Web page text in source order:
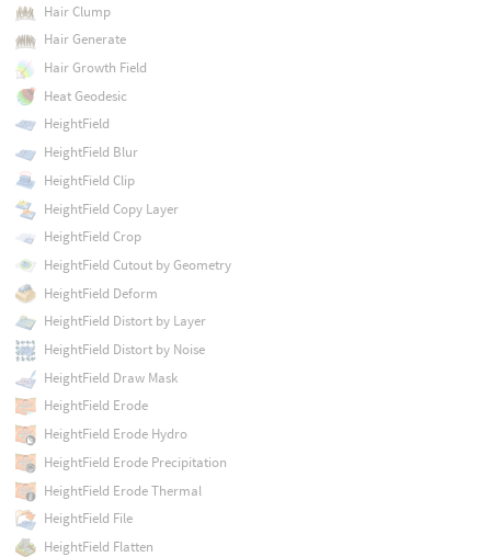
Hair Clump
Hair Generate
Hair Growth Field
Heat Geodesic
HeightField
HeightField Blur
HeightField Clip
HeightField Copy Layer
HeightField Crop
HeightField Cutout by Geometry
HeightField Deform
HeightField Distort by Layer
HeightField Distort by Noise
HeightField Draw Mask
HeightField Erode
HeightField Erode Hydro
HeightField Erode Precipitation
HeightField Erode Thermal
HeightField File
HeightField Flatten